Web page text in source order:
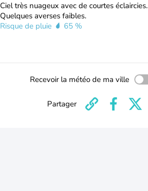
Ciel très nuageux avec de courtes éclaircies.
Quelques averses faibles.
Risque de pluie
65 %
Recevoir la météo de ma ville
Partager